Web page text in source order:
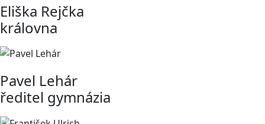
Eliška Rejčka
královna
Pavel Lehár
ředitel gymnázia